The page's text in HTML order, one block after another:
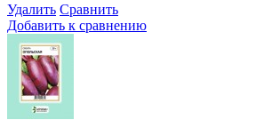
Удалить Сравнить
Добавить к сравнению